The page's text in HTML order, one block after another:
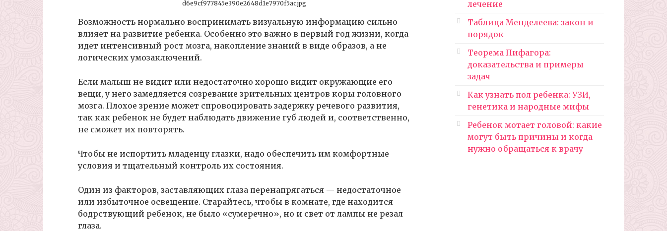
d6e9cf977845e390e2648d1e7970f5ac.jpg
Возможность нормально воспринимать визуальную информацию сильно
влияет на развитие ребенка. Особенно это важно в первый год жизни, когда
идет интенсивный рост мозга, накопление знаний в виде образов, а не
логических умозаключений.
Если малыш не видит или недостаточно хорошо видит окружающие его
вещи, у него замедляется созревание зрительных центров коры головного
мозга. Плохое зрение может спровоцировать задержку речевого развития,
так как ребенок не будет наблюдать движение губ людей и, соответственно,
не сможет их повторять.
Чтобы не испортить младенцу глазки, надо обеспечить им комфортные
условия и тщательный контроль их состояния.
Один из факторов, заставляющих глаза перенапрягаться — недостаточное
или избыточное освещение. Старайтесь, чтобы в комнате, где находится
бодрствующий ребенок, не было «сумеречно», но и свет от лампы не резал
глаза.
лечение
Таблица Менделеева: закон и
порядок
Теорема Пифагора:
доказательства и примеры
задач
Как узнать пол ребенка: УЗИ,
генетика и народные мифы
Ребенок мотает головой: какие
могут быть причины и когда
нужно обращаться к врачу